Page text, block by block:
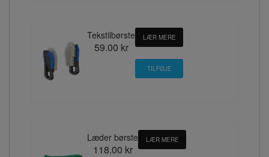
Tekstilbørste
59.00 kr
LÆR MERE
Læder børste
118.00 kr
LÆR MERE